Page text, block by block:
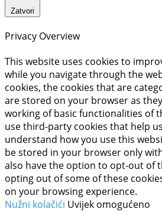
Zatvori
Privacy Overview
This website uses cookies to
while you navigate through the
cookies, the cookies that are
are stored on your browser as
working of basic functionalities of
use third-party cookies that help
understand how you use this
be stored in your browser only
also have the option to opt-out of
opting out of some of these
on your browsing experience.
Nužni kolačići Uvijek omogućeno